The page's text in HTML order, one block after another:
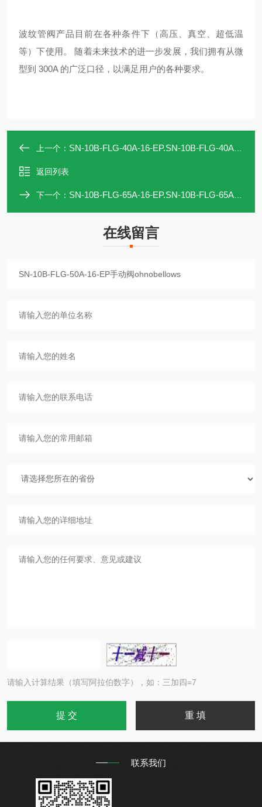
波纹管阀产品目前在各种条件下（高压、真空、超低温
等）下使用。 随着未来技术的进一步发展，我们拥有从微
型到 300A 的广泛口径，以满足用户的各种要求。
上一个： SN-10B-FLG-40A-16-EP.SN-10B-FLG-40A-16-EP手动阀ohnobellows
返回列表
下一个： SN-10B-FLG-65A-16-EP.SN-10B-FLG-65A-16-EP手动阀ohnobellows
在线留言
请输入计算结果（填写阿拉伯数字），如：三加四=7
联系我们